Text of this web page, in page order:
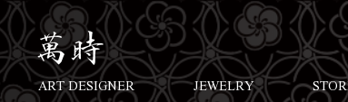
ART DESIGNER JEWELRY